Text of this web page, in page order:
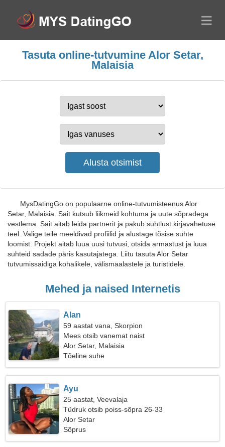
Tasuta online-tutvumine Alor Setar,
Malaisia
MysDatingGo on populaarne online-tutvumisteenus Alor
Setar, Malaisia. Sait kutsub liikmeid kohtuma ja uute sõpradega
vestlema. Sait aitab leida partnerit ja pakub suhtlust kirjavahetuse
teel. Valige teile meeldivad profiilid ja alustage tõsise suhte
loomist. Projekt aitab luua uusi tutvusi, otsida armastust ja luua
suhteid sadade päris kasutajatega. Liitu tasuta Alor Setar
tutvumissaidiga kohalikele, välismaalastele ja turistidele.
Mehed ja naised Internetis
Alan
59 aastat vana, Skorpion
Mees otsib vanemat naist
Alor Setar, Malaisia
Tõeline suhe
Ayu
25 aastat, Veevalaja
Tüdruk otsib poiss-sõpra 26-33
Alor Setar
Sõprus